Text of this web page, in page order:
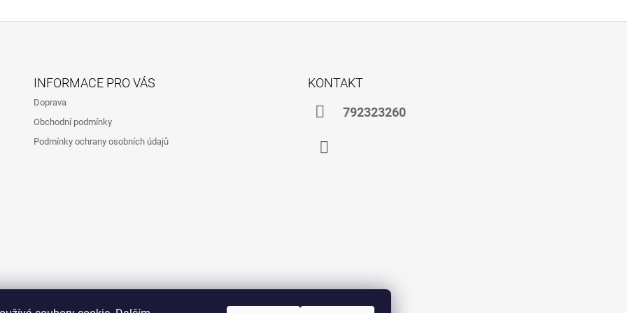
INFORMACE PRO VÁS
Doprava
Obchodní podmínky
Podmínky ochrany osobních údajů
KONTAKT
792323260